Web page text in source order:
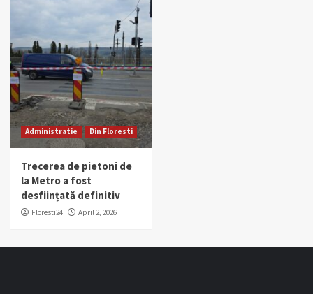
Administratie Din Floresti
Trecerea de pietoni de
la Metro a fost
desființată definitiv
Floresti24 April 2, 2026